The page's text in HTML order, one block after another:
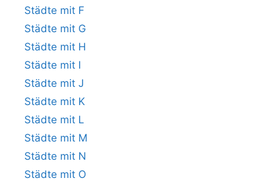
Städte mit F
Städte mit G
Städte mit H
Städte mit I
Städte mit J
Städte mit K
Städte mit L
Städte mit M
Städte mit N
Städte mit O